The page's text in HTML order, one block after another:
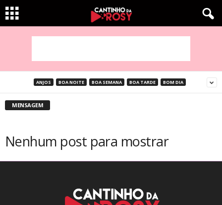
ANJOS BOA NOITE BOA SEMANA BOA TARDE BOM DIA
MENSAGEM
Nenhum post para mostrar